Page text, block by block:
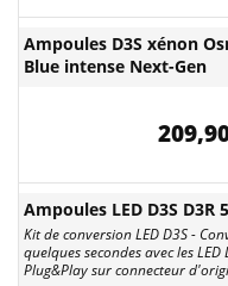
Ampoules D3S xénon
Blue intense Next-Gen
Ampoules LED D3S D3R
Kit de conversion LED D3S -
quelques secondes avec les
Plug&Play sur connecteur